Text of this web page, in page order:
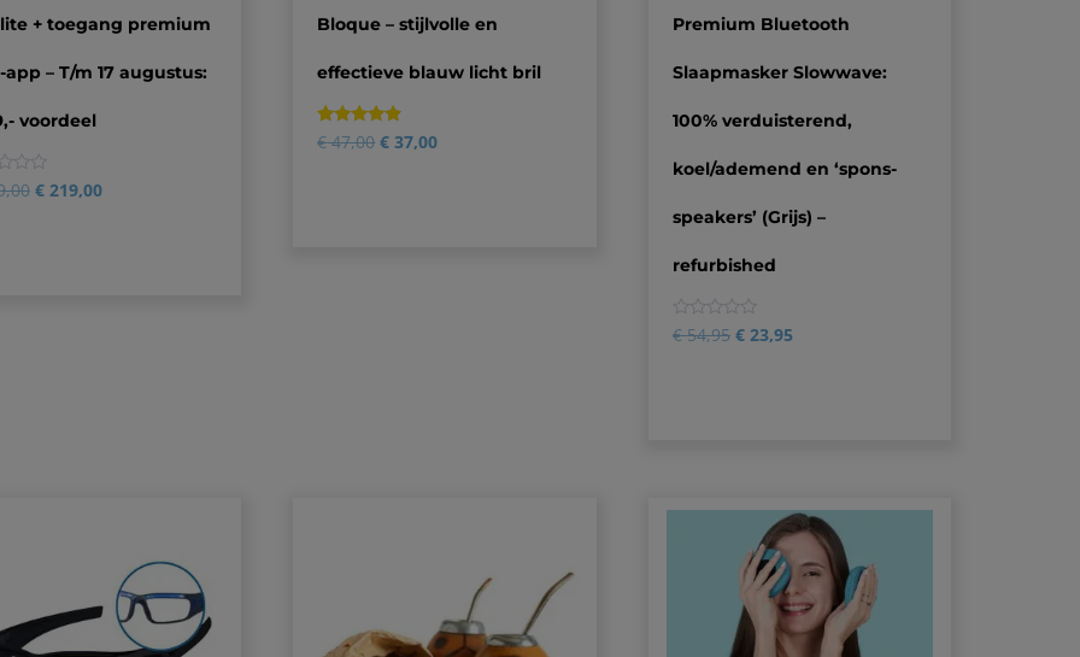
+ toegang premium
app – T/m 17 augustus:
voordeel
€219,00
Bloque – stijlvolle en
effectieve blauw licht bril
Gewaardeerd
4.67
3
€47,00 € 37,00
Premium Bluetooth
Slaapmasker Slowwave:
100% verduisterend,
koel/ademend en ‘spons-
speakers’ (Grijs) –
refurbished
0
€54,95 € 23,95